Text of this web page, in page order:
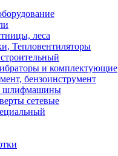
леса
Тепловентиляторы
и комплектующие
бензоинструмент
шлифмашины
сетевые